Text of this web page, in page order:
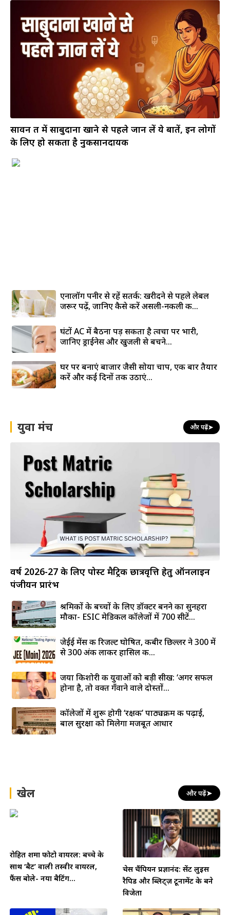
सावन व्रत में साबुदाना खाने से पहले जान लें ये बातें, इन लोगों
के लिए हो सकता है नुकसानदायक
एनालॉग पनीर से रहें सतर्क: खरीदने से पहले लेबल
जरूर पढ़ें, जानिए कैसे करें असली-नकली की...
घंटों AC में बैठना पड़ सकता है त्वचा पर भारी,
जानिए ड्राईनेस और खुजली से बचने...
घर पर बनाएं बाजार जैसी सोया चाप, एक बार तैयार
करें और कई दिनों तक उठाएं...
युवा मंच और पढ़ें➤
वर्ष 2026-27 के लिए पोस्ट मैट्रिक छात्रवृत्ति हेतु ऑनलाइन
पंजीयन प्रारंभ
श्रमिकों के बच्चों के लिए डॉक्टर बनने का सुनहरा
मौका- ESIC मेडिकल कॉलेजों में 700 सीटें...
जेईई मेंस की रिजल्ट घोषित, कबीर छिल्लर ने 300 में
से 300 अंक लाकर हासिल की...
जया किशोरी की युवाओं को बड़ी सीख: ‘अगर सफल
होना है, तो वक्त गँवाने वाले दोस्तों...
कॉलेजों में शुरू होगी ‘रक्षक’ पाठ्यक्रम की पढ़ाई,
बाल सुरक्षा को मिलेगा मजबूत आधार
खेल और पढ़ें➤
रोहित शर्मा फोटो वायरल: बच्चे के
साथ ‘बैट’ वाली तस्वीर वायरल,
फैंस बोले- नया बैटिंग...
चेस चैंपियन प्रज्ञानंद: सेंट लुइस
रैपिड और ब्लिट्ज़ टूर्नामेंट के बने
विजेता